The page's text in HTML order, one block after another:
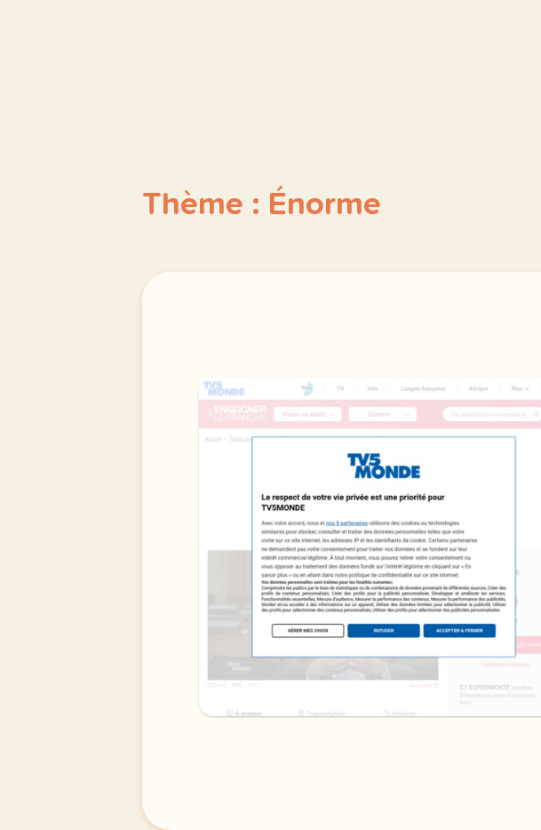
Thème : Énorme